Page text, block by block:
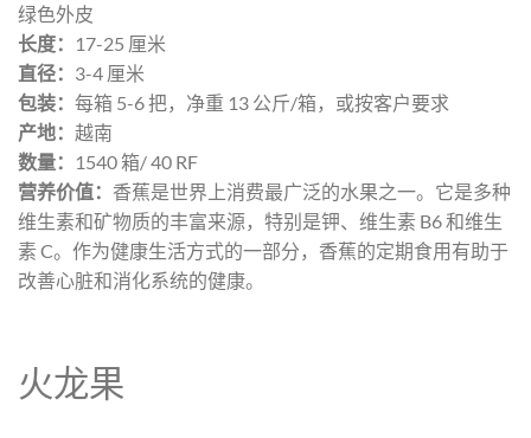
绿色外皮
长度：
17-25 厘米
直径： 3-4 厘米
包装： 每箱 5-6 把，净重 13 公斤/箱，或按客户要求
产地： 越南
数量：
1540 箱/ 40 RF
营养价值： 香蕉是世界上消费最广泛的水果之一。它是多种
维生素和矿物质的丰富来源，特别是钾、维生素 B6 和维生
素 C。作为健康生活方式的一部分，香蕉的定期食用有助于
改善心脏和消化系统的健康。
火龙果